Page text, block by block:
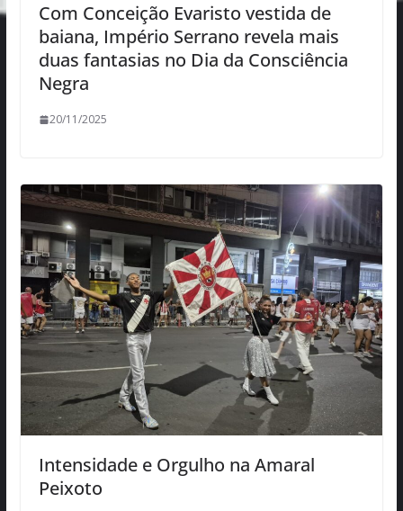
Com Conceição Evaristo vestida de
baiana, Império Serrano revela mais
duas fantasias no Dia da Consciência
Negra
20/11/2025
Intensidade e Orgulho na Amaral
Peixoto